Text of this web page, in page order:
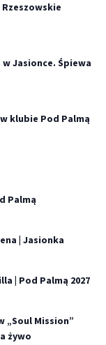
Rzeszowskie
Jasionce. Śpiewa
klubie Pod Palmą
Palmą
| Jasionka
| Pod Palmą 2027
„Soul Mission”
żywo